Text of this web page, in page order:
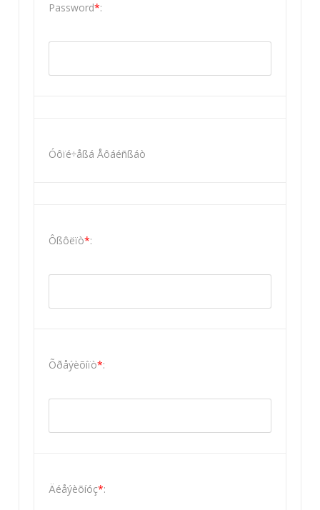
Password*:
Óôïé÷åßá Åôáéñßáò
Ôßôëïò*:
Õðåýèõíïò*:
Äéåýèõíóç*: